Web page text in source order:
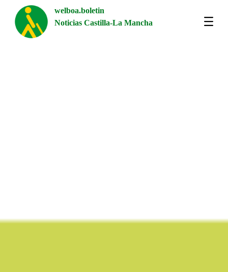
welboa.boletin
Noticias Castilla-La Mancha